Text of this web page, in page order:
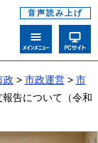
音声読み上げ
政 > 市政運営> 市
告について（令和